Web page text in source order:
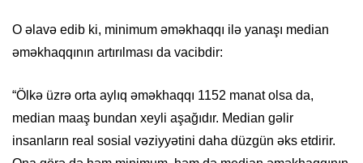
O əlavə edib ki, minimum əməkhaqqı ilə yanaşı median
əməkhaqqının artırılması da vacibdir:
“Ölkə üzrə orta aylıq əməkhaqqı 1152 manat olsa da,
median maaş bundan xeyli aşağıdır. Median gəlir
insanların real sosial vəziyyətini daha düzgün əks etdirir.